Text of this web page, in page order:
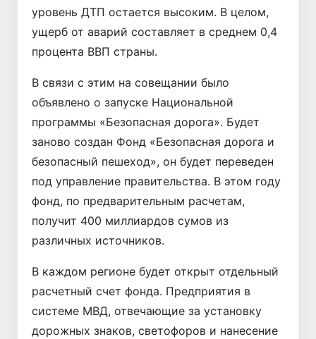
уровень ДТП остается высоким. В целом,
ущерб от аварий составляет в среднем 0,4
процента ВВП страны.
В связи с этим на совещании было
объявлено о запуске Национальной
программы «Безопасная дорога». Будет
заново создан Фонд «Безопасная дорога и
безопасный пешеход», он будет переведен
под управление правительства. В этом году
фонд, по предварительным расчетам,
получит 400 миллиардов сумов из
различных источников.
В каждом регионе будет открыт отдельный
расчетный счет фонда. Предприятия в
системе МВД, отвечающие за установку
дорожных знаков, светофоров и нанесение